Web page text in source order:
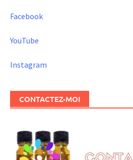
Facebook
YouTube
Instagram
CONTACTEZ-MOI